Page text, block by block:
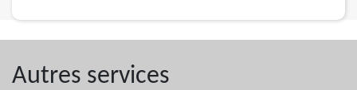
Autres services